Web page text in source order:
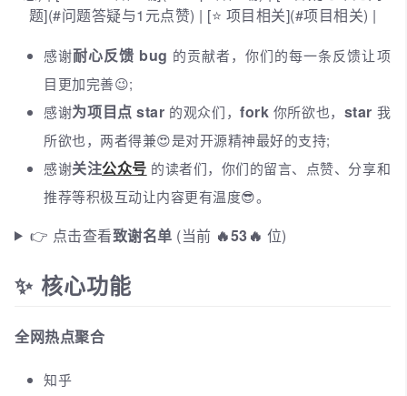
题](#问题答疑与1元点赞) | [⭐ 项目相关](#项目相关) |
感谢耐心反馈 bug 的贡献者，你们的每一条反馈让项
目更加完善😉;
感谢为项目点 star 的观众们，fork 你所欲也， star 我
所欲也，两者得兼😍是对开源精神最好的支持;
感谢关注公众号 的读者们，你们的留言、点赞、分享和
推荐等积极互动让内容更有温度😎。
👉 点击查看致谢名单 (当前 🔥53🔥 位)
✨ 核心功能
全网热点聚合
知乎